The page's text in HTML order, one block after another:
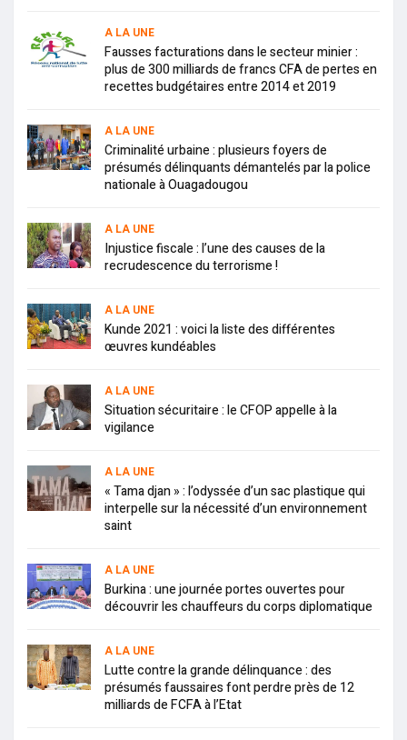
A LA UNE
Fausses facturations dans le secteur minier :
plus de 300 milliards de francs CFA de pertes en
recettes budgétaires entre 2014 et 2019
A LA UNE
Criminalité urbaine : plusieurs foyers de
présumés délinquants démantelés par la police
nationale à Ouagadougou
A LA UNE
Injustice fiscale : l’une des causes de la
recrudescence du terrorisme !
A LA UNE
Kunde 2021 : voici la liste des différentes
œuvres kundéables
A LA UNE
Situation sécuritaire : le CFOP appelle à la
vigilance
A LA UNE
« Tama djan » : l’odyssée d’un sac plastique qui
interpelle sur la nécessité d’un environnement
saint
A LA UNE
Burkina : une journée portes ouvertes pour
découvrir les chauffeurs du corps diplomatique
A LA UNE
Lutte contre la grande délinquance : des
présumés faussaires font perdre près de 12
milliards de FCFA à l’Etat